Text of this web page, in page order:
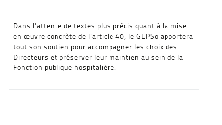
Dans l’attente de textes plus précis quant à la mise
en œuvre concrète de l’article 40, le GEPSo apportera
tout son soutien pour accompagner les choix des
Directeurs et préserver leur maintien au sein de la
Fonction publique hospitalière.